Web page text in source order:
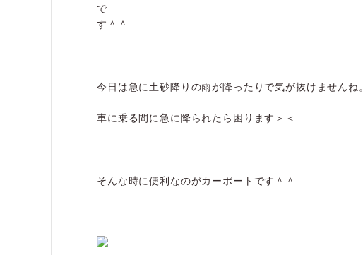
で
す＾＾
今日は急に土砂降りの雨が降ったりで気が抜けませんね。
車に乗る間に急に降られたら困ります＞＜
そんな時に便利なのがカーポートです＾＾